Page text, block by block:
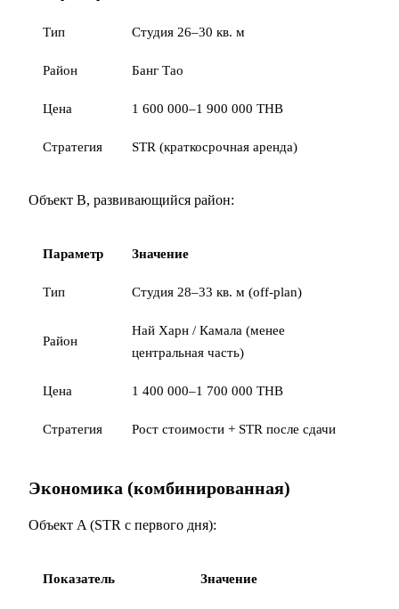
Тип Студия 26–30 кв. м
Район Банг Тао
Цена 1 600 000–1 900 000 THB
Стратегия STR (краткосрочная аренда)
Объект B, развивающийся район:
Параметр Значение
Тип Студия 28–33 кв. м (off-plan)
Район
Най Харн / Камала (менее
центральная часть)
Цена 1 400 000–1 700 000 THB
Стратегия Рост стоимости + STR после сдачи
Экономика (комбинированная)
Объект A (STR с первого дня):
Показатель Значение